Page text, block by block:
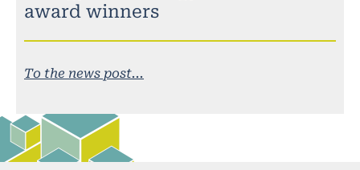
award winners
To the news post...